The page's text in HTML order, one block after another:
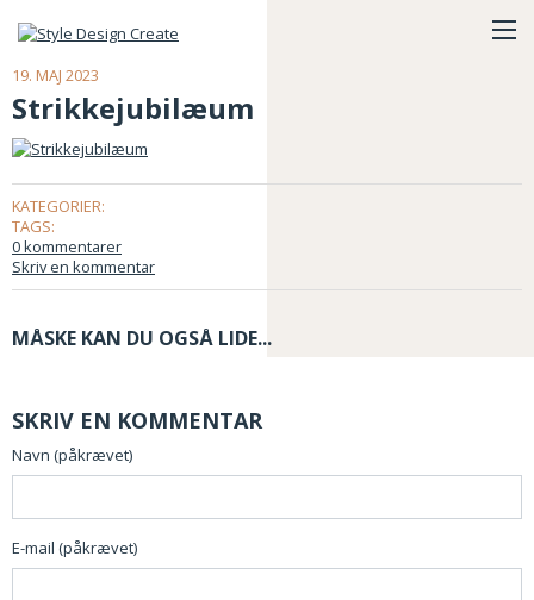
19. MAJ 2023
Strikkejubilæum
KATEGORIER:
TAGS:
0 kommentarer
Skriv en kommentar
MÅSKE KAN DU OGSÅ LIDE...
SKRIV EN KOMMENTAR
Navn (påkrævet)
E-mail (påkrævet)